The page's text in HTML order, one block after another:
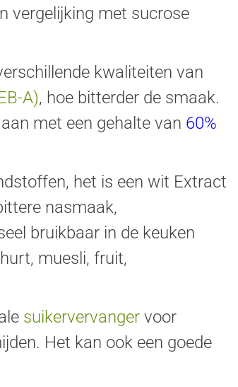
vergelijking met sucrose
kwaliteiten van
A), hoe bitterder de smaak.
aan met een gehalte van 60%
het is een wit Extract
nasmaak,
bruikbaar in de keuken
muesli, fruit,
suikervervanger voor
Het kan ook een goede